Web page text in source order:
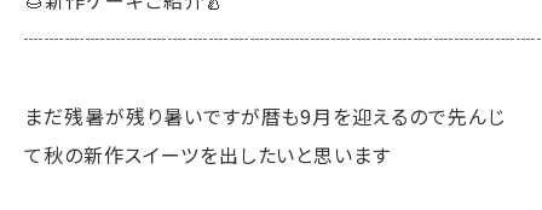
まだ残暑が残り暑いですが暦も9月を迎えるので先んじ
て秋の新作スイーツを出したいと思います